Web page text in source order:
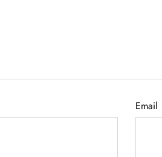
Email